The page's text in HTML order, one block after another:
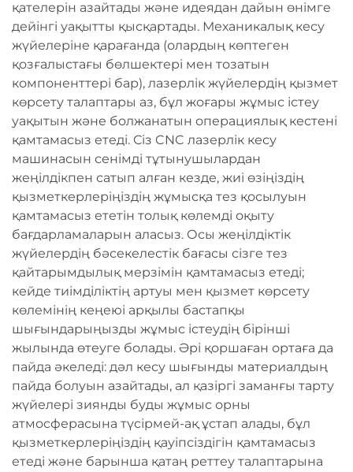
қателерін азайтады және идеядан дайын өнімге
дейінгі уақытты қысқартады. Механикалық кесу
жүйелеріне қарағанда (олардың көптеген
қозғалыстағы бөлшектері мен тозатын
компоненттері бар), лазерлік жүйелердің қызмет
көрсету талаптары аз, бұл жоғары жұмыс істеу
уақытын және болжанатын операциялық кестені
қамтамасыз етеді. Сіз CNC лазерлік кесу
машинасын сенімді тұтынушылардан
жеңілдікпен сатып алған кезде, жиі өзіңіздің
қызметкерлеріңіздің жұмысқа тез қосылуын
қамтамасыз ететін толық көлемді оқыту
бағдарламаларын аласыз. Осы жеңілдіктік
жүйелердің бәсекелестік бағасы сізге тез
қайтарымдылық мерзімін қамтамасыз етеді;
кейде тиімділіктің артуы мен қызмет көрсету
көлемінің кеңеюі арқылы бастапқы
шығындарыңызды жұмыс істеудің бірінші
жылында өтеуге болады. Әрі қоршаған ортаға да
пайда әкеледі: дәл кесу шығынды материалдың
пайда болуын азайтады, ал қазіргі заманғы тарту
жүйелері зиянды буды жұмыс орны
атмосферасына түсірмей-ақ ұстап алады, бұл
қызметкерлеріңіздің қауіпсіздігін қамтамасыз
етеді және барынша қатаң реттеу талаптарына